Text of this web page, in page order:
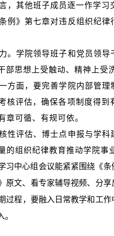
，其他班子成员逐一作学习
例》第七章对违反组织纪
。 学院领导班子和党员领导
部思想上受触动、精神上受
方面，要完善学院内部管理
核评估，确保各项制度得
章可循、有规可依。
性评估、博士点申报与学科
组织纪律教育推动学院事
习中心组会议能紧紧围绕《
原文、看专家辅导视频、分
过程，要融入日常教学和工